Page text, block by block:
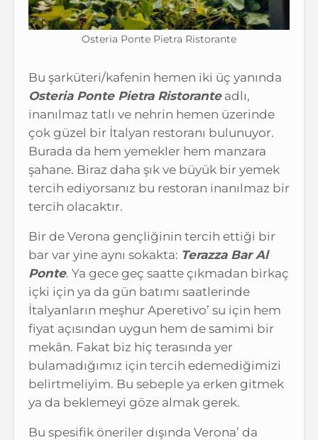
Osteria Ponte Pietra Ristorante
Bu şarküteri/kafenin hemen iki üç yanında
Osteria Ponte Pietra Ristoranteadlı,
inanılmaz tatlı ve nehrin hemen üzerinde
çok güzel bir İtalyan restoranı bulunuyor.
Burada da hem yemekler hem manzara
şahane. Biraz daha şık ve büyük bir yemek
tercih ediyorsanız bu restoran inanılmaz bir
tercih olacaktır.
Bir de Verona gençliğinin tercih ettiği bir
bar var yine aynı sokakta: Terazza Bar Al
Ponte. Ya gece geç saatte çıkmadan birkaç
içki için ya da gün batımı saatlerinde
İtalyanların meşhur Aperetivo’ su için hem
fiyat açısından uygun hem de samimi bir
mekân. Fakat biz hiç terasında yer
bulamadığımız için tercih edemediğimizi
belirtmeliyim. Bu sebeple ya erken gitmek
ya da beklemeyi göze almak gerek.
Bu spesifik öneriler dışında Verona’ da